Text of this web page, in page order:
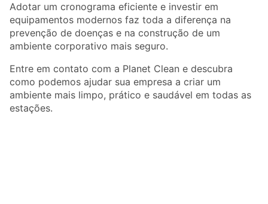
Adotar um cronograma eficiente e investir em
equipamentos modernos faz toda a diferença na
prevenção de doenças e na construção de um
ambiente corporativo mais seguro.
Entre em contato com a Planet Clean e descubra
como podemos ajudar sua empresa a criar um
ambiente mais limpo, prático e saudável em todas as
estações.